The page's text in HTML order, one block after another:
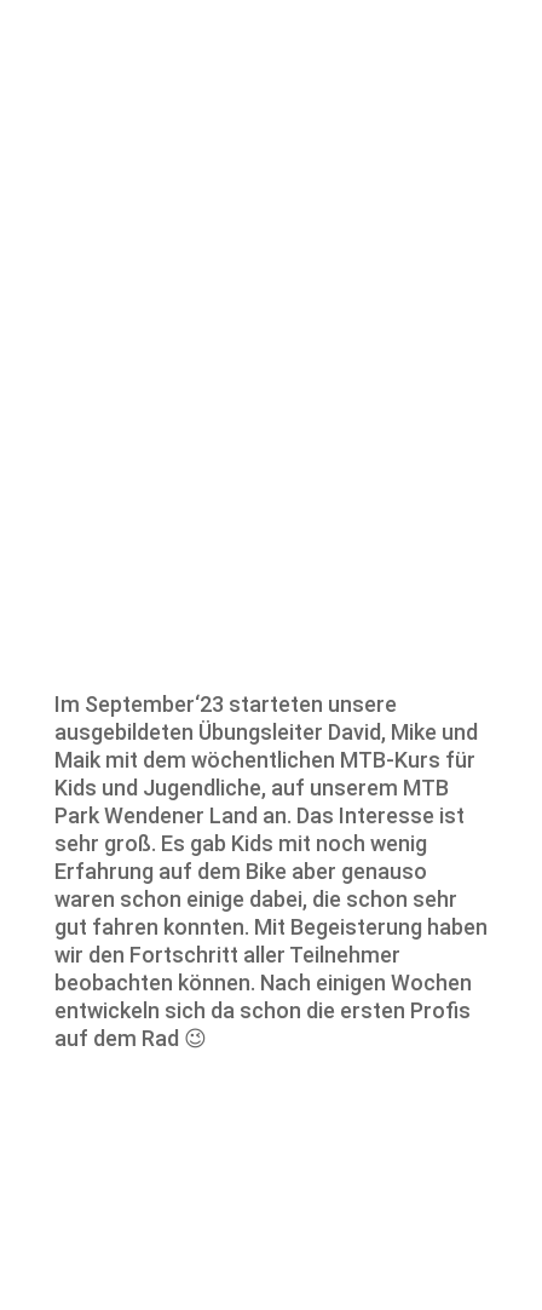
Im September‘23 starteten unsere
ausgebildeten Übungsleiter David, Mike und
Maik mit dem wöchentlichen MTB-Kurs für
Kids und Jugendliche, auf unserem MTB
Park Wendener Land an. Das Interesse ist
sehr groß. Es gab Kids mit noch wenig
Erfahrung auf dem Bike aber genauso
waren schon einige dabei, die schon sehr
gut fahren konnten. Mit Begeisterung haben
wir den Fortschritt aller Teilnehmer
beobachten können. Nach einigen Wochen
entwickeln sich da schon die ersten Profis
auf dem Rad 😉